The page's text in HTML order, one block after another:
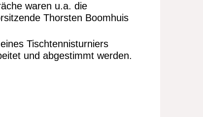
waren u.a. die
Thorsten Boomhuis
Tischtennisturniers
und abgestimmt werden.